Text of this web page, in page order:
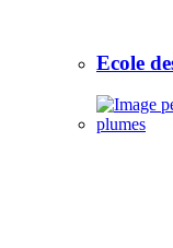
Ecole